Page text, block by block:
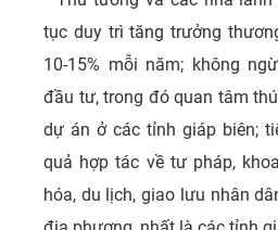
tục duy trì tăng trưởng
10-15% mỗi năm; không
đầu tư, trong đó quan tâm
dự án ở các tỉnh giáp biên;
quả hợp tác về tư pháp,
hóa, du lịch, giao lưu nhân